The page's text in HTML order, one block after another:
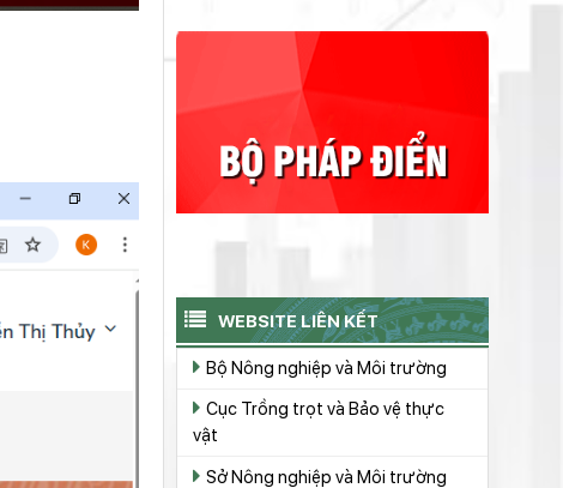
WEBSITE LIÊN KẾT
Bộ Nông nghiệp và Môi trường
Cục Trồng trọt và Bảo vệ thực
vật
Sở Nông nghiệp và Môi trường